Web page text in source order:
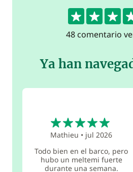
4.6
48 comentario
Ya han
Mathieu • jul 2026
Todo bien en el barco, pero
hubo un meltemi fuerte
durante una semana.